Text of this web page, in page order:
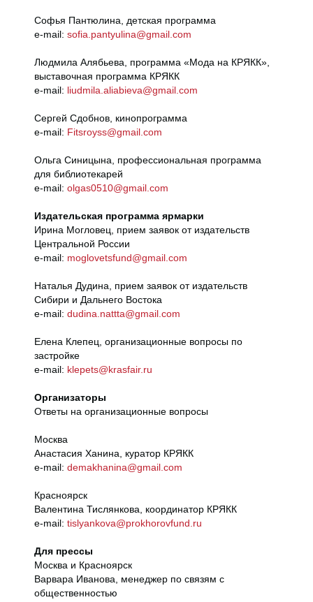
Софья Пантюлина, детская программа
e-mail: sofia.pantyulina@gmail.com
Людмила Алябьева, программа «Мода на КРЯКК»,
выставочная программа КРЯКК
e-mail: liudmila.aliabieva@gmail.com
Сергей Сдобнов, кинопрограмма
e-mail: Fitsroyss@gmail.com
Ольга Синицына, профессиональная программа
для библиотекарей
e-mail: olgas0510@gmail.com
Издательская программа ярмарки
Ирина Могловец, прием заявок от издательств
Центральной России
e-mail: moglovetsfund@gmail.com
Наталья Дудина, прием заявок от издательств
Сибири и Дальнего Востока
e-mail: dudina.nattta@gmail.com
Елена Клепец, организационные вопросы по
застройке
e-mail: klepets@krasfair.ru
Организаторы
Ответы на организационные вопросы
Москва
Анастасия Ханина, куратор КРЯКК
e-mail: demakhanina@gmail.com
Красноярск
Валентина Тислянкова, координатор КРЯКК
e-mail: tislyankova@prokhorovfund.ru
Для прессы
Москва и Красноярск
Варвара Иванова, менеджер по связям с
общественностью